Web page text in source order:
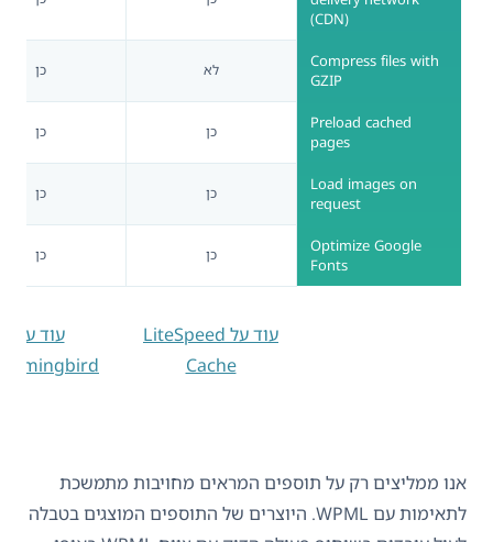
(CDN)
Compress files with
GZIP
לא כן
Preload cached
pages
כן כן
Load images on
request
כן כן
Optimize Google
Fonts
כן כן
עוד על LiteSpeed
Cache
עוד על
אנו ממליצים רק על תוספים המראים מחויבות מתמשכת
לתאימות עם WPML. היוצרים של התוספים המוצגים בטבלה